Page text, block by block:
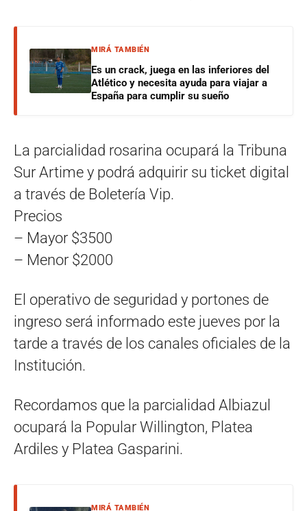
MIRÁ TAMBIÉN
Es un crack, juega en las inferiores del
Atlético y necesita ayuda para viajar a
España para cumplir su sueño
La parcialidad rosarina ocupará la Tribuna
Sur Artime y podrá adquirir su ticket digital
a través de Boletería Vip.
Precios
– Mayor $3500
– Menor $2000
El operativo de seguridad y portones de
ingreso será informado este jueves por la
tarde a través de los canales oficiales de la
Institución.
Recordamos que la parcialidad Albiazul
ocupará la Popular Willington, Platea
Ardiles y Platea Gasparini.
MIRÁ TAMBIÉN